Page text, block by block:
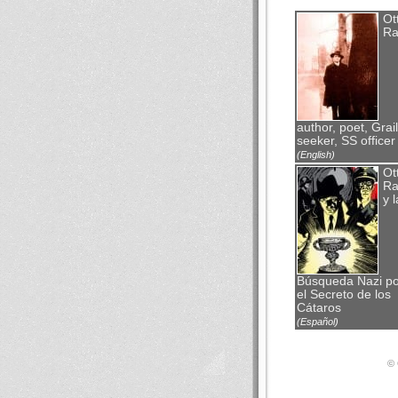
author, poet, Grail
seeker, SS officer
(English)
y
Búsqueda Nazi
el Secreto de los
Cátaros
(Español)
©